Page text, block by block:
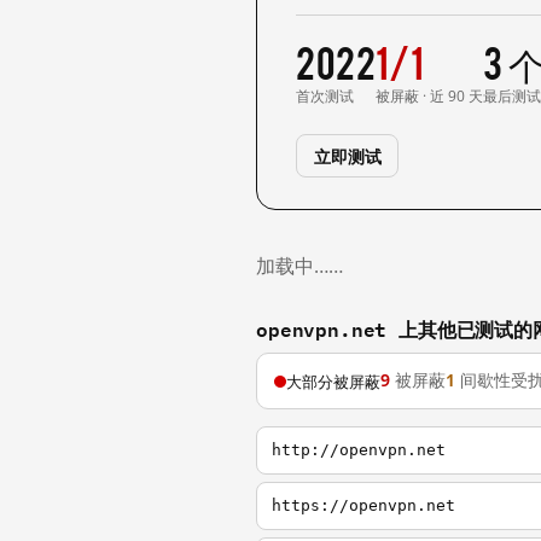
2022
首次测试
1/1
被屏蔽 · 近 90 天
3
最后测试
立即测试
加载中……
openvpn.net 上其他已测试的
大部分被屏蔽9 被屏蔽1 间歇性受
http://openvpn.net
https://openvpn.net